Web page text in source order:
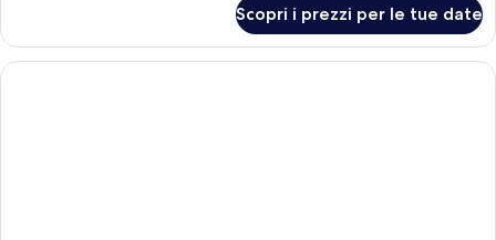
Scopri i prezzi per le tue date